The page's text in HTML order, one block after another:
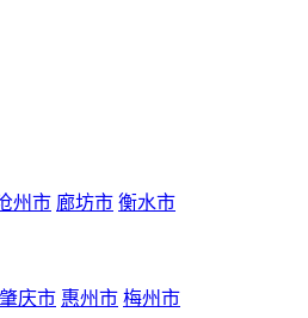
州市 廊坊市 衡水市
肇庆市 惠州市 梅州市